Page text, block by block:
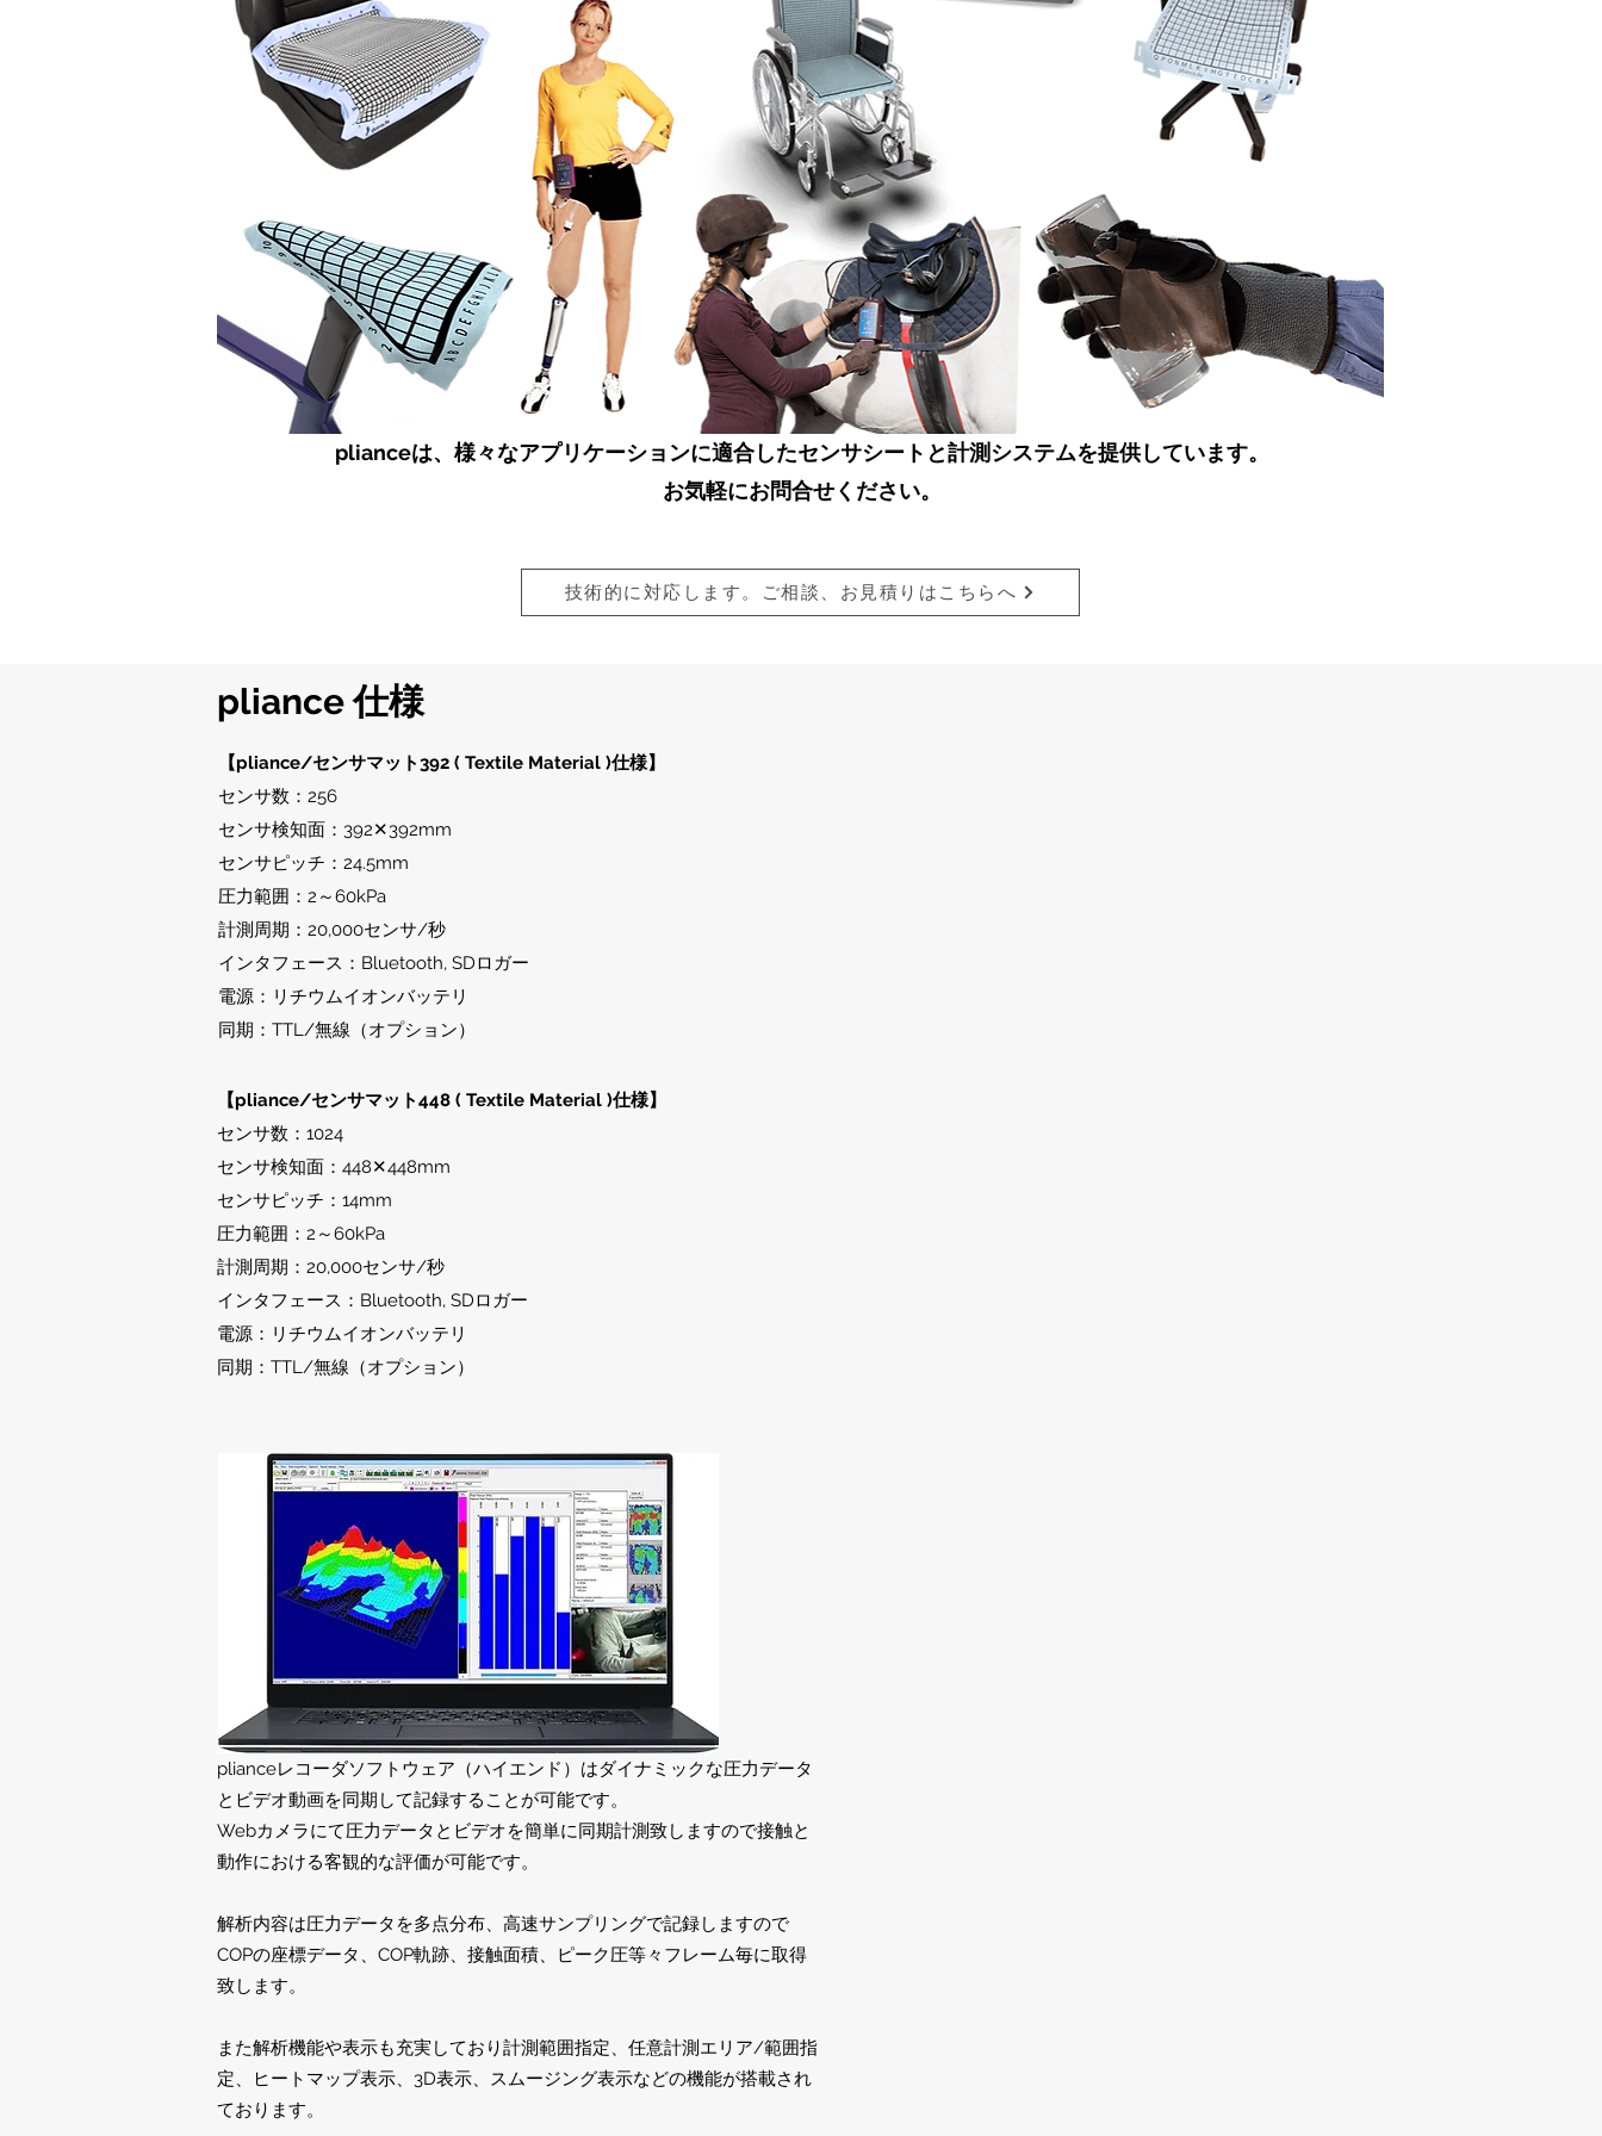
plianceは、様々なアプリケーションに適合したセンサシートと計測システムを提供しています。
​お気軽にお問合せください。
技術的に対応します。ご相談、お見積りはこちらへ
pliance ​仕様
【pliance/センサマット392 ( Textile Material )仕様】
センサ数：256
センサ検知面：392✕392mm
センサピッチ：24.5mm
圧力範囲：2～60kPa
計測周期：20,000センサ/秒
インタフェース：Bluetooth, SDロガー
電源：リチウムイオンバッテリ
​同期：TTL/無線（オプション）
【pliance/センサマット448 ( Textile Material )仕様】
センサ数：1024
センサ検知面：448✕448mm
センサピッチ：14mm
圧力範囲：2～60kPa
計測周期：20,000センサ/秒
インタフェース：Bluetooth, SDロガー
電源：リチウムイオンバッテリ
​同期：TTL/無線（オプション）
plianceレコーダソフトウェア（ハイエンド）はダイナミックな圧力データ
とビデオ動画を同期して記録することが可能です。
Webカメラにて圧力データとビデオを簡単に同期計測致しますので接触と
動作における客観的な評価が可能です。
解析内容は圧力データを多点分布、高速サンプリングで記録しますので
COPの座標データ、COP軌跡、接触面積、ピーク圧等々フレーム毎に取得
致します。
また解析機能や表示も充実しており計測範囲指定、任意計測エリア/範囲指
定、ヒートマップ表示、3D表示、スムージング表示などの機能が搭載され
ております。